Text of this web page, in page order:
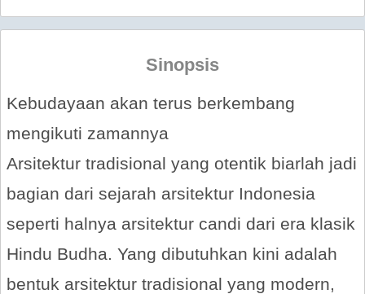
Sinopsis
Kebudayaan akan terus berkembang
mengikuti zamannya
Arsitektur tradisional yang otentik biarlah jadi
bagian dari sejarah arsitektur Indonesia
seperti halnya arsitektur candi dari era klasik
Hindu Budha. Yang dibutuhkan kini adalah
bentuk arsitektur tradisional yang modern,